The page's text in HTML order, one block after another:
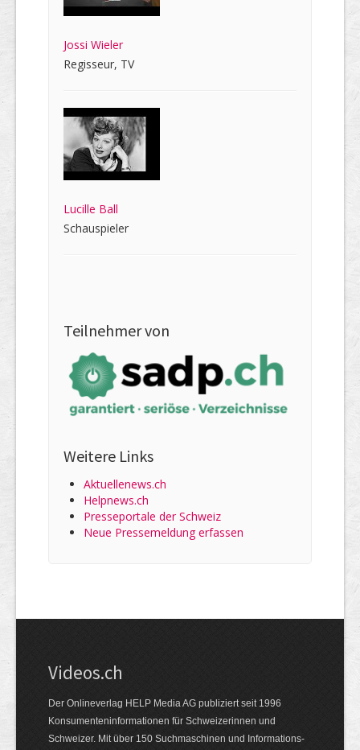
Jossi Wieler
Regisseur, TV
Lucille Ball
Schauspieler
Teilnehmer von
Weitere Links
Aktuellenews.ch
Helpnews.ch
Presseportale der Schweiz
Neue Pressemeldung erfassen
Videos.ch
Der Onlineverlag HELP Media AG publiziert seit 1996
Konsumenten­informationen für Schweizerinnen und
Schweizer. Mit über 150 Suchmaschinen und Informations­